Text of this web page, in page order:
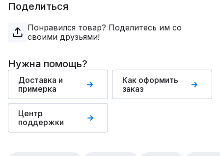
Поделиться
Понравился товар? Поделитесь им со
своими друзьями!
Нужна помощь?
Доставка и
примерка
Как оформить
заказ
Центр
поддержки